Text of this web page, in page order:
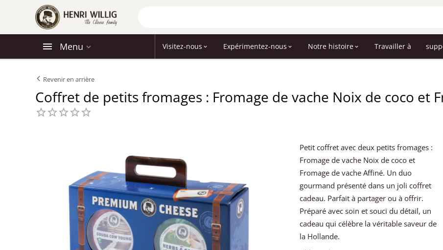
Menu Visitez-nous Expérimentez-nous Notre histoire Travailler à
Revenir en arrière
Coffret de petits fromages : Fromage de vache Noix de coco et
Petit coffret avec deux petits fromages :
Fromage de vache Noix de coco et
Fromage de vache Affiné. Un duo
gourmand présenté dans un joli coffret
cadeau. Parfait à partager ou à offrir.
Préparé avec soin et souci du détail, un
cadeau qui célèbre la véritable saveur de
la Hollande.